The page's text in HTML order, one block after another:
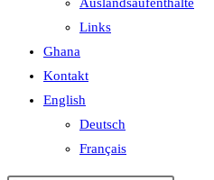
Links
Ghana
Kontakt
English
Deutsch
Français